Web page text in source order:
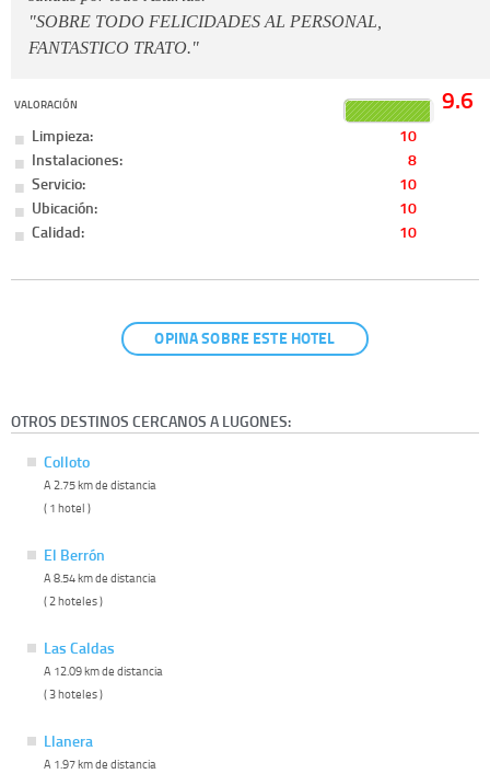
"SOBRE TODO FELICIDADES AL PERSONAL,
FANTASTICO TRATO."
VALORACIÓN 9.6
Limpieza:
10
Instalaciones:
8
Servicio:
10
Ubicación:
10
Calidad:
10
OPINA SOBRE ESTE HOTEL
OTROS DESTINOS CERCANOS A LUGONES:
Colloto
A 2.75 km de distancia
( 1 hotel )
El Berrón
A 8.54 km de distancia
( 2 hoteles )
Las Caldas
A 12.09 km de distancia
( 3 hoteles )
Llanera
A 1.97 km de distancia